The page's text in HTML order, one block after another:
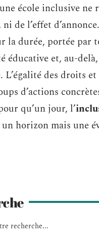
école inclusive ne
de l’effet
la durée, portée par
éducative et, au-
des droits et
d’actions
qu’un jour, l’
horizon mais une